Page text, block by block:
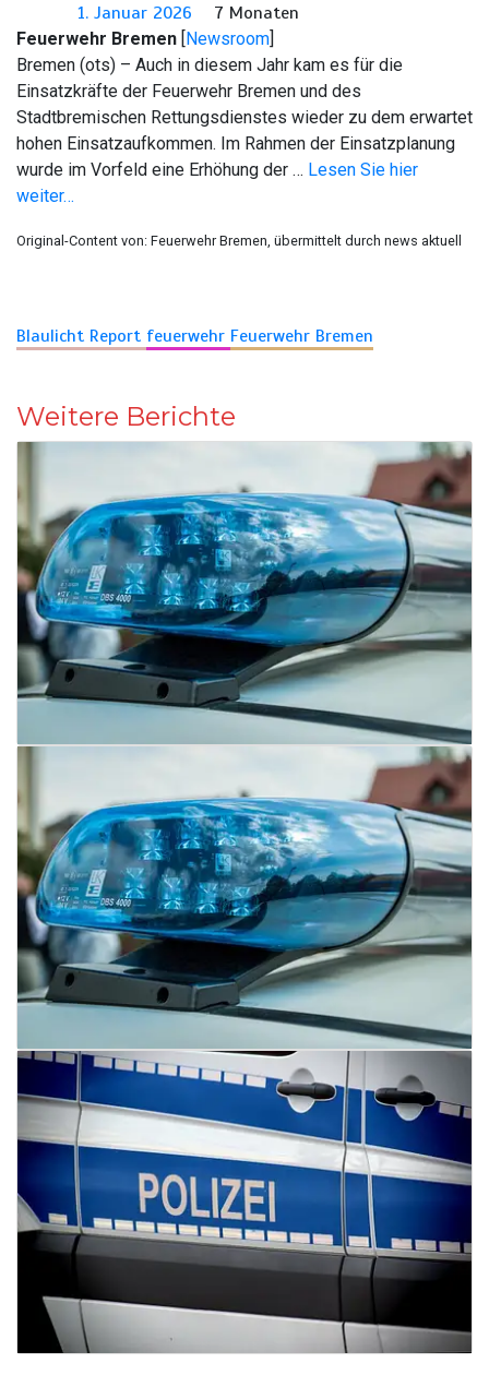
1. Januar 2026 7 Monaten
Feuerwehr Bremen [Newsroom]
Bremen (ots) – Auch in diesem Jahr kam es für die
Einsatzkräfte der Feuerwehr Bremen und des
Stadtbremischen Rettungsdienstes wieder zu dem erwartet
hohen Einsatzaufkommen. Im Rahmen der Einsatzplanung
wurde im Vorfeld eine Erhöhung der … Lesen Sie hier
weiter…
Original-Content von: Feuerwehr Bremen, übermittelt durch news aktuell
Blaulicht Report feuerwehr Feuerwehr Bremen
Weitere Berichte